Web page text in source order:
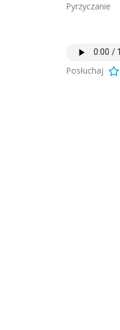
Pyrzyczanie
Posłuchaj